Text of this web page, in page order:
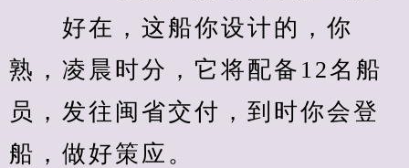
好在，这船你设计的，你
熟，凌晨时分，它将配备12名船
员，发往闽省交付，到时你会登
船，做好策应。